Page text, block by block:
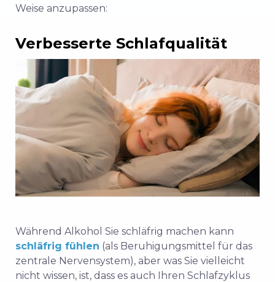
Weise anzupassen:
Verbesserte Schlafqualität
Während Alkohol Sie schläfrig machen kann
schläfrig fühlen (als Beruhigungsmittel für das
zentrale Nervensystem), aber was Sie vielleicht
nicht wissen, ist, dass es auch Ihren Schlafzyklus